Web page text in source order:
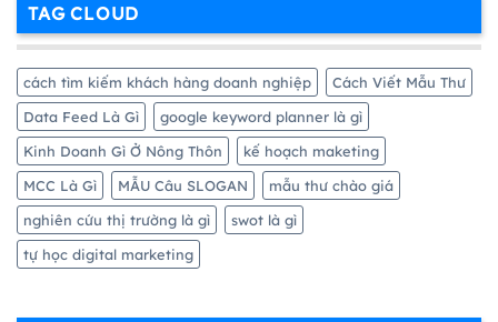
TAG CLOUD
cách tìm kiếm khách hàng doanh nghiệp
Cách Viết Mẫu Thư
Data Feed Là Gì
google keyword planner là gì
Kinh Doanh Gì Ở Nông Thôn
kế hoạch maketing
MCC Là Gì
MẪU Câu SLOGAN
mẫu thư chào giá
nghiên cứu thị trường là gì
swot là gì
tự học digital marketing